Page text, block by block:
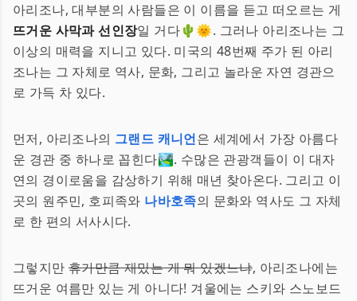
아리조나, 대부분의 사람들은 이 이름을 듣고 떠오르는 게
뜨거운 사막과 선인장일 거다🌵🌞. 그러나 아리조나는 그
이상의 매력을 지니고 있다. 미국의 48번째 주가 된 아리
조나는 그 자체로 역사, 문화, 그리고 놀라운 자연 경관으
로 가득 차 있다.
먼저, 아리조나의 그랜드 캐니언은 세계에서 가장 아름다
운 경관 중 하나로 꼽힌다🏞. 수많은 관광객들이 이 대자
연의 경이로움을 감상하기 위해 매년 찾아온다. 그리고 이
곳의 원주민, 호피족와 나바호족의 문화와 역사도 그 자체
로 한 편의 서사시다.
그렇지만 휴가만큼 재밌는 게 뭐 있겠느냐, 아리조나에는
뜨거운 여름만 있는 게 아니다! 겨울에는 스키와 스노보드